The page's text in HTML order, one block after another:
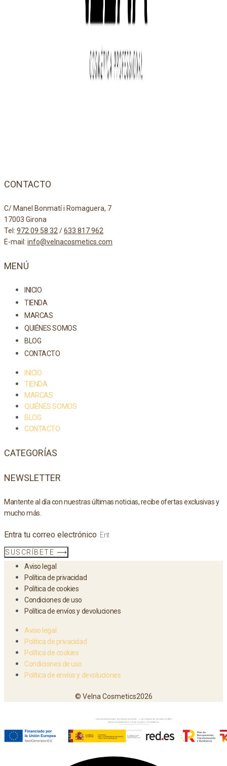
CONTACTO
C/ Manel Bonmatí i Romaguera, 7
17003 Girona
Tel: 972 09 58 32/633 817 962
E-mail: info@velnacosmetics.com
MENÚ
INICIO
TIENDA
MARCAS
QUIÉNES SOMOS
BLOG
CONTACTO
INICIO
TIENDA
MARCAS
QUIÉNES SOMOS
BLOG
CONTACTO
CATEGORÍAS
NEWSLETTER
Mantente al día con nuestras últimas noticias, recibe ofertas exclusivas y
mucho más.
Entra tu correo electrónico
SUSCRÍBETE ⟶
Aviso legal
Política de privacidad
Política de cookies
Condiciones de uso
Política de envíos y devoluciones
Aviso legal
Política de privacidad
Política de cookies
Condiciones de uso
Política de envíos y devoluciones
© Velna Cosmetics2026